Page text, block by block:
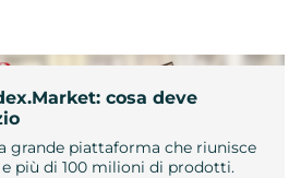
cosa deve
grande piattaforma che riunisce
più di 100 milioni di prodotti.